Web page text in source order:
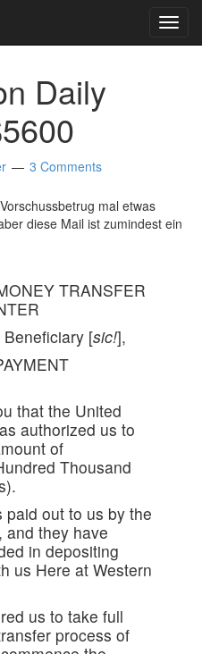
Daily
3 Comments
mal etwas
diese Mail ist zumindest ein
TRANSFER
[sic!],
that the United
authorized us to
of
Thousand
out to us by the
and they have
in depositing
us Here at Western
us to take full
process of